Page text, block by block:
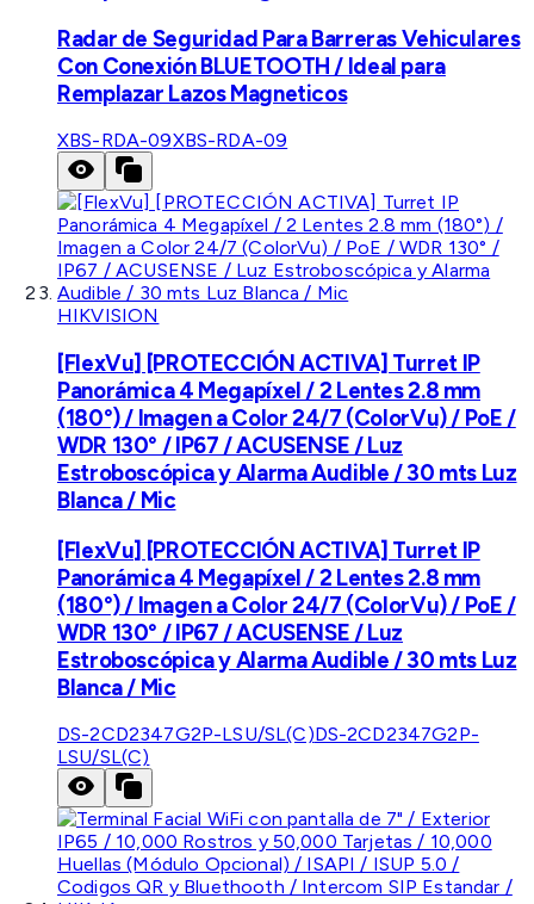
Radar de Seguridad Para Barreras Vehiculares
Con Conexión BLUETOOTH / Ideal para
Remplazar Lazos Magneticos
XBS-RDA-09XBS-RDA-09
HIKVISION
[FlexVu] [PROTECCIÓN ACTIVA] Turret IP
Panorámica 4 Megapíxel / 2 Lentes 2.8 mm
(180°) / Imagen a Color 24/7 (ColorVu) / PoE /
WDR 130° / IP67 / ACUSENSE / Luz
Estroboscópica y Alarma Audible / 30 mts Luz
Blanca / Mic
[FlexVu] [PROTECCIÓN ACTIVA] Turret IP
Panorámica 4 Megapíxel / 2 Lentes 2.8 mm
(180°) / Imagen a Color 24/7 (ColorVu) / PoE /
WDR 130° / IP67 / ACUSENSE / Luz
Estroboscópica y Alarma Audible / 30 mts Luz
Blanca / Mic
DS-2CD2347G2P-LSU/SL(C)DS-2CD2347G2P-
LSU/SL(C)